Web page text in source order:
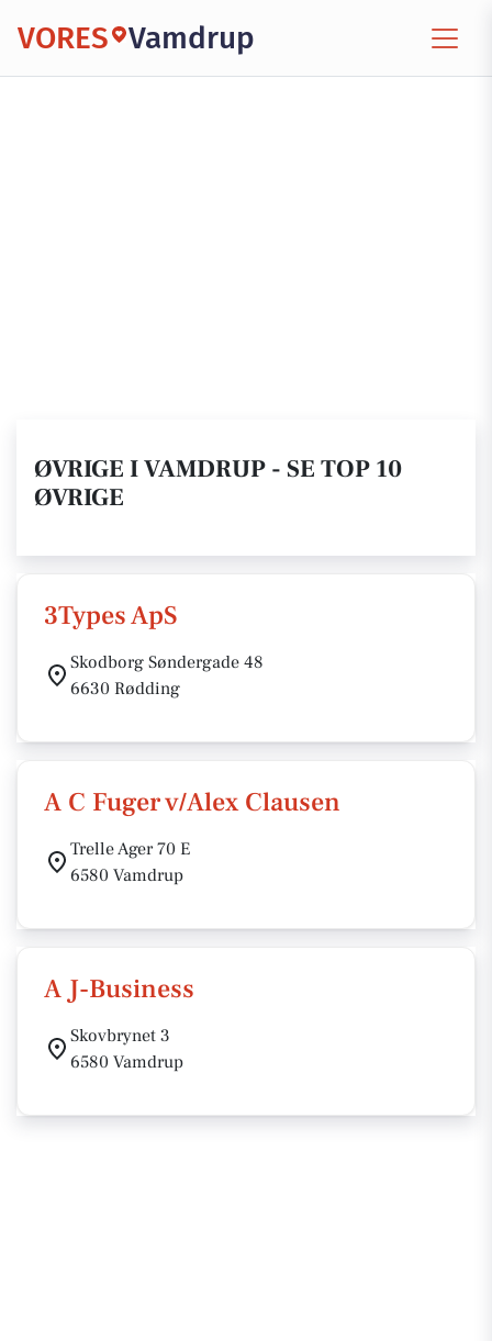
VORES Vamdrup
ØVRIGE I VAMDRUP - SE TOP 10
ØVRIGE
3Types ApS
Skodborg Søndergade 48
6630 Rødding
A C Fuger v/Alex Clausen
Trelle Ager 70 E
6580 Vamdrup
A J-Business
Skovbrynet 3
6580 Vamdrup